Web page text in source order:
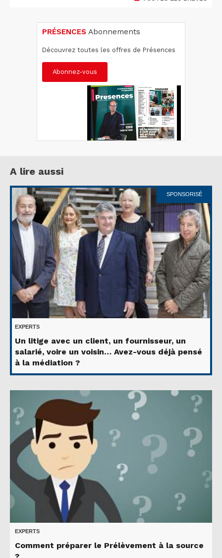
PRÉSENCES Abonnements
Découvrez toutes les offres de Présences
Abonnez-vous
A lire aussi
SPONSORISÉ
EXPERTS
Un litige avec un client, un fournisseur, un
salarié, voire un voisin… Avez-vous déjà pensé
à la médiation ?
EXPERTS
Comment préparer le Prélèvement à la source